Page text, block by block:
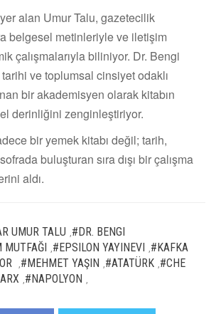
alan Umur Talu, gazetecilik
belgesel metinleriyle ve iletişim
çalışmalarıyla biliniyor. Dr. Bengi
ve toplumsal cinsiyet odaklı
bir akademisyen olarak kitabın
derinliğini zenginleştiriyor.
bir yemek kitabı değil; tarih,
buluşturan sıra dışı bir çalışma
aldı.
UMUR TALU #DR. BENGI
MUTFAĞI #EPSILON YAYINEVI #KAFKA
#MEHMET YAŞIN #ATATÜRK #CHE
#NAPOLYON